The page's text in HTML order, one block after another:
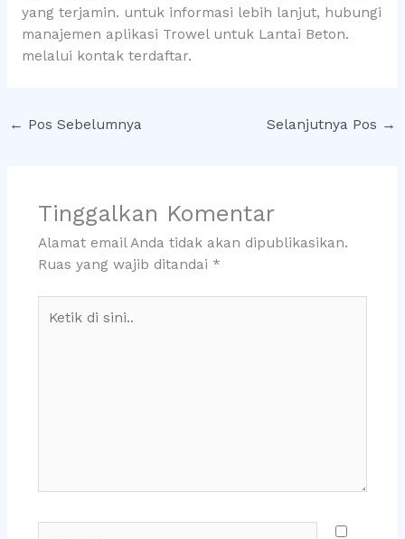
yang terjamin. untuk informasi lebih lanjut, hubungi
manajemen aplikasi Trowel untuk Lantai Beton.
melalui kontak terdaftar.
← Pos Sebelumnya Selanjutnya Pos →
Tinggalkan Komentar
Alamat email Anda tidak akan dipublikasikan.
Ruas yang wajib ditandai *